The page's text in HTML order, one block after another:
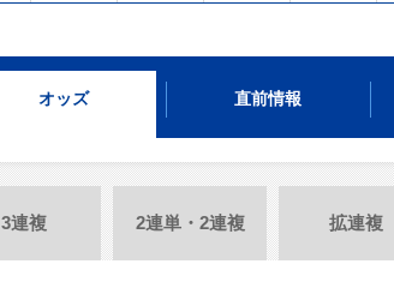
オッズ 直前情報
3連複 2連単・2連複 拡連複